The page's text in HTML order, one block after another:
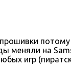
меняли на
игр